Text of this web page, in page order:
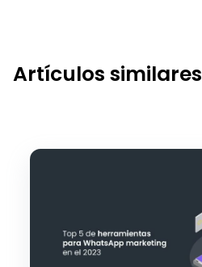
Artículos similares